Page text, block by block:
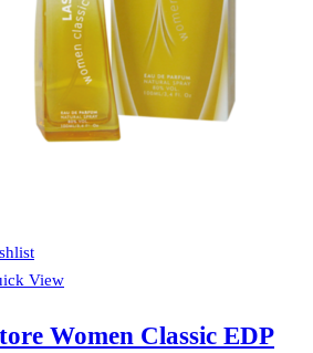
View
Women Classic EDP